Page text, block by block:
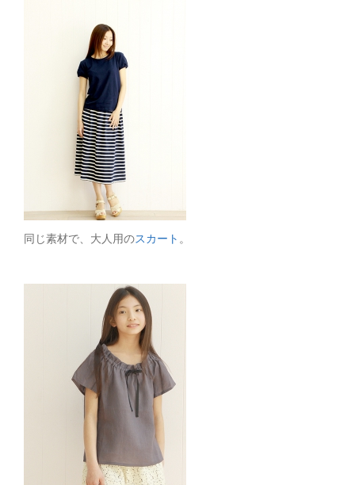
同じ素材で、大人用のスカート 。